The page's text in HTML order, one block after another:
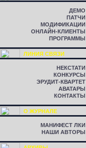
ДЕМО
ПАТЧИ
МОДИФИКАЦИИ
ОНЛАЙН-КЛИЕНТЫ
ПРОГРАММЫ
ЛИНИЯ СВЯЗИ
НЕКСТАТИ
КОНКУРСЫ
ЭРУДИТ-КВАРТЕТ
АВАТАРЫ
КОНТАКТЫ
О ЖУРНАЛЕ
МАНИФЕСТ ЛКИ
НАШИ АВТОРЫ